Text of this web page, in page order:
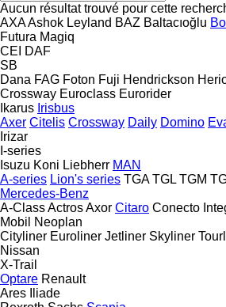
Aucun résultat trouvé pour cette
AXAAshok Leyland BAZ Baltacıoğlu
Futura Magiq
CEI
DAF
SB
Dana FAG Foton Fuji Hendrickson
Crossway Euroclass Eurorider
Ikarus Irisbus
Axer Citelis Crossway Daily Domino
Irizar
I-series
Isuzu Koni Liebherr MAN
A-series Lion's series TGA TGL TGM
Mercedes-Benz
A-ClassActrosAxor Citaro Conecto
Mobil
Neoplan
Cityliner Euroliner Jetliner Skyliner
Nissan
X-Trail
Optare Renault
Ares
Iliade